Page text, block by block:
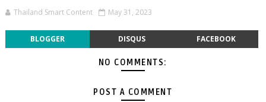
Thailand Smart Content May 31, 2023
BLOGGER DISQUS FACEBOOK
NO COMMENTS:
POST A COMMENT